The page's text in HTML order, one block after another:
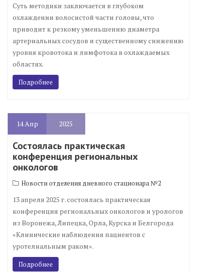
Суть методики заключается в глубоком
охлаждении волосистой части головы, что
приводит к резкому уменьшению диаметра
артериальных сосудов и существенному снижению
уровня кровотока и лимфотока в охлаждаемых
областях.
Подробнее
14Апр 2025
Состоялась практическая
конференция региональных
онкологов
Новости отделения дневного стационара №2
13 апреля 2025 г. состоялась практическая
конференция региональных онкологов и урологов
из Воронежа, Липецка, Орла, Курска и Белгорода
«Клинические наблюдения пациентов с
уротелиальным раком».
Подробнее